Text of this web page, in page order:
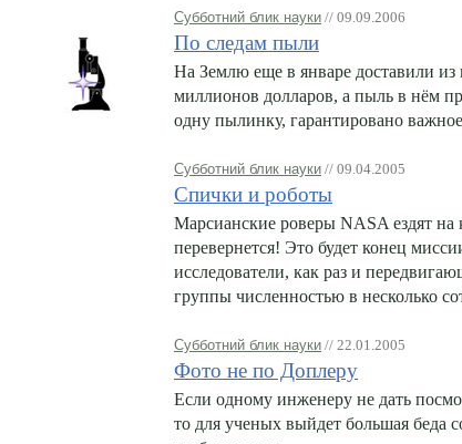
Субботний блик науки // 09.09.2006
По следам пыли
На Землю еще в январе доставили из
миллионов долларов, а пыль в нём
одну пылинку, гарантировано
Субботний блик науки // 09.04.2005
Спички и роботы
Марсианские роверы NASA ездят на
перевернется! Это будет конец
исследователи, как раз и
группы численностью в несколько
Субботний блик науки // 22.01.2005
Фото не по Доплеру
Если одному инженеру не дать
то для ученых выйдет большая беда